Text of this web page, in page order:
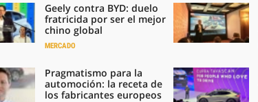
Geely contra BYD: duelo
fratricida por ser el mejor
chino global
MERCADO
Pragmatismo para la
automoción: la receta de
los fabricantes europeos